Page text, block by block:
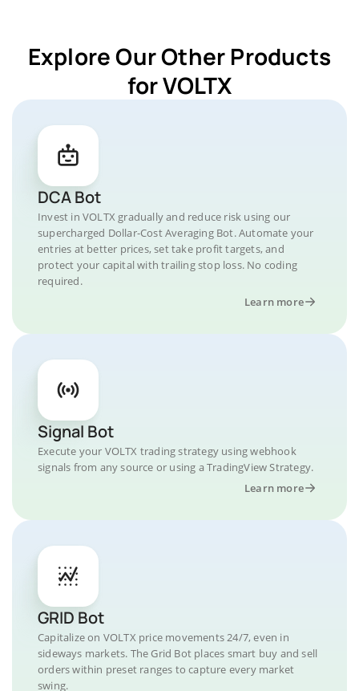
Explore Our Other Products
for VOLTX
DCA Bot
Invest in VOLTX gradually and reduce risk using our
supercharged Dollar-Cost Averaging Bot. Automate your
entries at better prices, set take profit targets, and
protect your capital with trailing stop loss. No coding
required.
Learn more
Signal Bot
Execute your VOLTX trading strategy using webhook
signals from any source or using a TradingView Strategy.
Learn more
GRID Bot
Capitalize on VOLTX price movements 24/7, even in
sideways markets. The Grid Bot places smart buy and sell
orders within preset ranges to capture every market
swing.